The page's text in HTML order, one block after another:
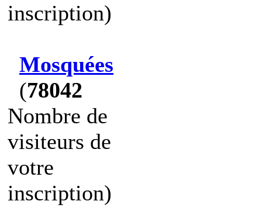
inscription)
Mosquées
(78042
Nombre de
visiteurs de
votre
inscription)